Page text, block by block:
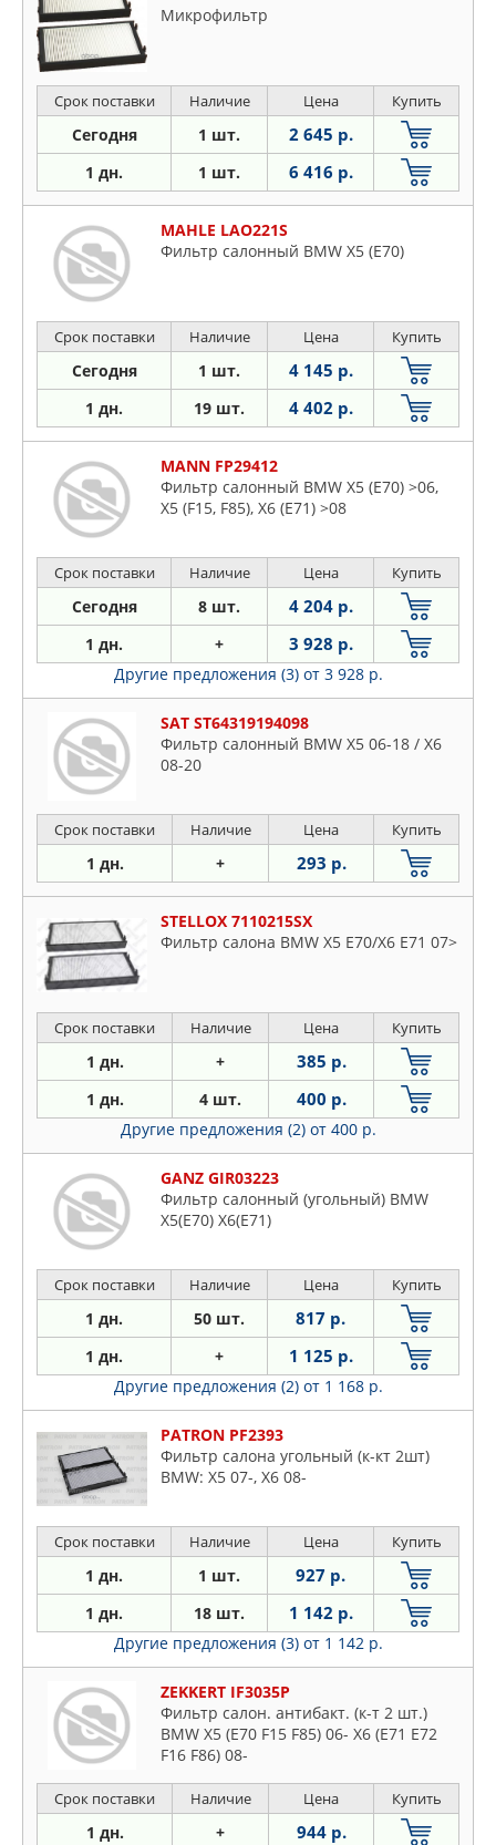
Микрофильтр
Срок поставки Наличие Цена Купить
Сегодня 1 шт. 2 645 р.
1 дн. 1 шт. 6 416 р.
MAHLE LAO221S
Фильтр салонный BMW X5 (E70)
Срок поставки Наличие Цена Купить
Сегодня 1 шт. 4 145 р.
1 дн. 19 шт. 4 402 р.
MANN FP29412
Фильтр салонный BMW X5 (E70) >06,
X5 (F15, F85), X6 (E71) >08
Срок поставки Наличие Цена Купить
Сегодня 8 шт. 4 204 р.
1 дн. + 3 928 р.
Другие предложения (3) от 3 928 р.
SAT ST64319194098
Фильтр салонный BMW X5 06-18 / X6
08-20
Срок поставки Наличие Цена Купить
1 дн. + 293 р.
STELLOX 7110215SX
Фильтр салона BMW X5 E70/X6 E71 07>
Срок поставки Наличие Цена Купить
1 дн. + 385 р.
1 дн. 4 шт. 400 р.
Другие предложения (2) от 400 р.
GANZ GIR03223
Фильтр салонный (угольный) BMW
X5(E70) X6(E71)
Срок поставки Наличие Цена Купить
1 дн. 50 шт. 817 р.
1 дн. + 1 125 р.
Другие предложения (2) от 1 168 р.
PATRON PF2393
Фильтр салона угольный (к-кт 2шт)
BMW: X5 07-, X6 08-
Срок поставки Наличие Цена Купить
1 дн. 1 шт. 927 р.
1 дн. 18 шт. 1 142 р.
Другие предложения (3) от 1 142 р.
ZEKKERT IF3035P
Фильтр салон. антибакт. (к-т 2 шт.)
BMW X5 (E70 F15 F85) 06- X6 (E71 E72
F16 F86) 08-
Срок поставки Наличие Цена Купить
1 дн. + 944 р.